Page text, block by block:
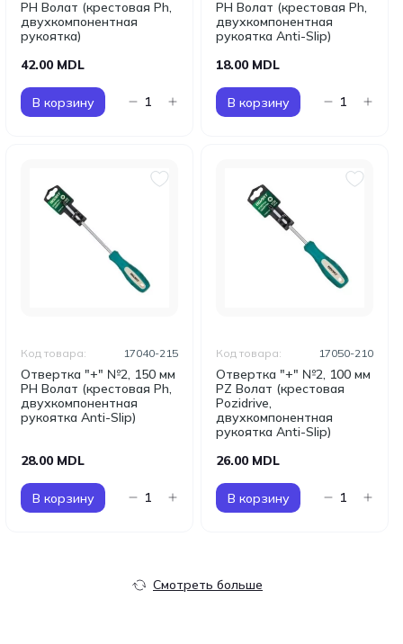
PH Волат (крестовая Ph,
двухкомпонентная
рукоятка)
42.00 MDL
В корзину
PH Волат (крестовая Ph,
двухкомпонентная
рукоятка Anti-Slip)
18.00 MDL
В корзину
Отвертка "+" №2, 150 мм
PH Волат (крестовая Ph,
двухкомпонентная
рукоятка Anti-Slip)
Код товара: 17040-215
28.00 MDL
В корзину
Отвертка "+" №2, 100 мм
PZ Волат (крестовая
Pozidrive,
двухкомпонентная
рукоятка Anti-Slip)
Код товара: 17050-210
26.00 MDL
В корзину
Смотреть больше